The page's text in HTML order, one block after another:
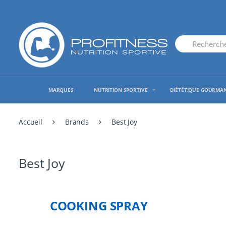
navigation
content
Search
for:
MARQUES NUTRITION SPORTIVE DIÉTÉTIQUE
Accueil Brands Best Joy
Best Joy
COOKING SPRAY